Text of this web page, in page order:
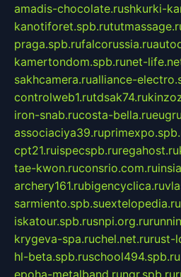
amadis-chocolate.rushkurki-
kanotiforet.spb.ru
praga.spb.rufalcorussia.ru
kamertondom.spb.runet-
sakhcamera.rualliance-
controlweb1.rutdsak74.ru
iron-snab.rucosta-bella.ru
associaciya39.ru
cpt21.ruispecspb.ruregahost.ru
tae-kwon.ruconsrio.com.ru
archery161.rubigencyclica.ru
sarmiento.spb.suextelopedia.ru
iskatour.spb.rusnpi.org.ru
krygeva-spa.ruchel.net.rurust-
hl-beta.spb.ruschool494.spb.ru
epoha-metalband.rungr.spb.ru